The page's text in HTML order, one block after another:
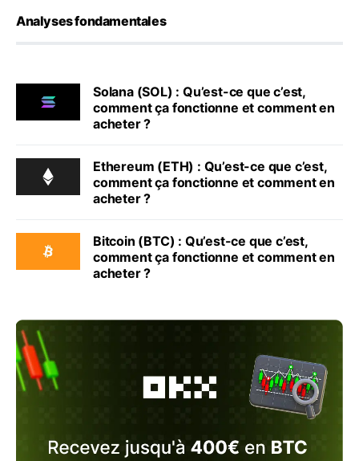
Analyses fondamentales
Solana (SOL) : Qu’est-ce que c’est,
comment ça fonctionne et comment en
acheter ?
Ethereum (ETH) : Qu’est-ce que c’est,
comment ça fonctionne et comment en
acheter ?
Bitcoin (BTC) : Qu’est-ce que c’est,
comment ça fonctionne et comment en
acheter ?